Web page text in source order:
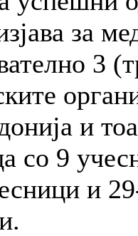
за
3
и
со 9
и